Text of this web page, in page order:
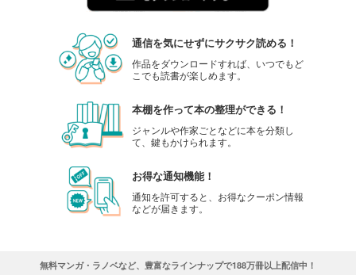
通信を気にせずにサクサク読める！
作品をダウンロードすれば、いつでもど
こでも読書が楽しめます。
本棚を作って本の整理ができる！
ジャンルや作家ごとなどに本を分類し
て、鍵もかけられます。
お得な通知機能！
通知を許可すると、お得なクーポン情報
などが届きます。
無料マンガ・ラノベなど、豊富なラインナップで188万冊以上配信中！